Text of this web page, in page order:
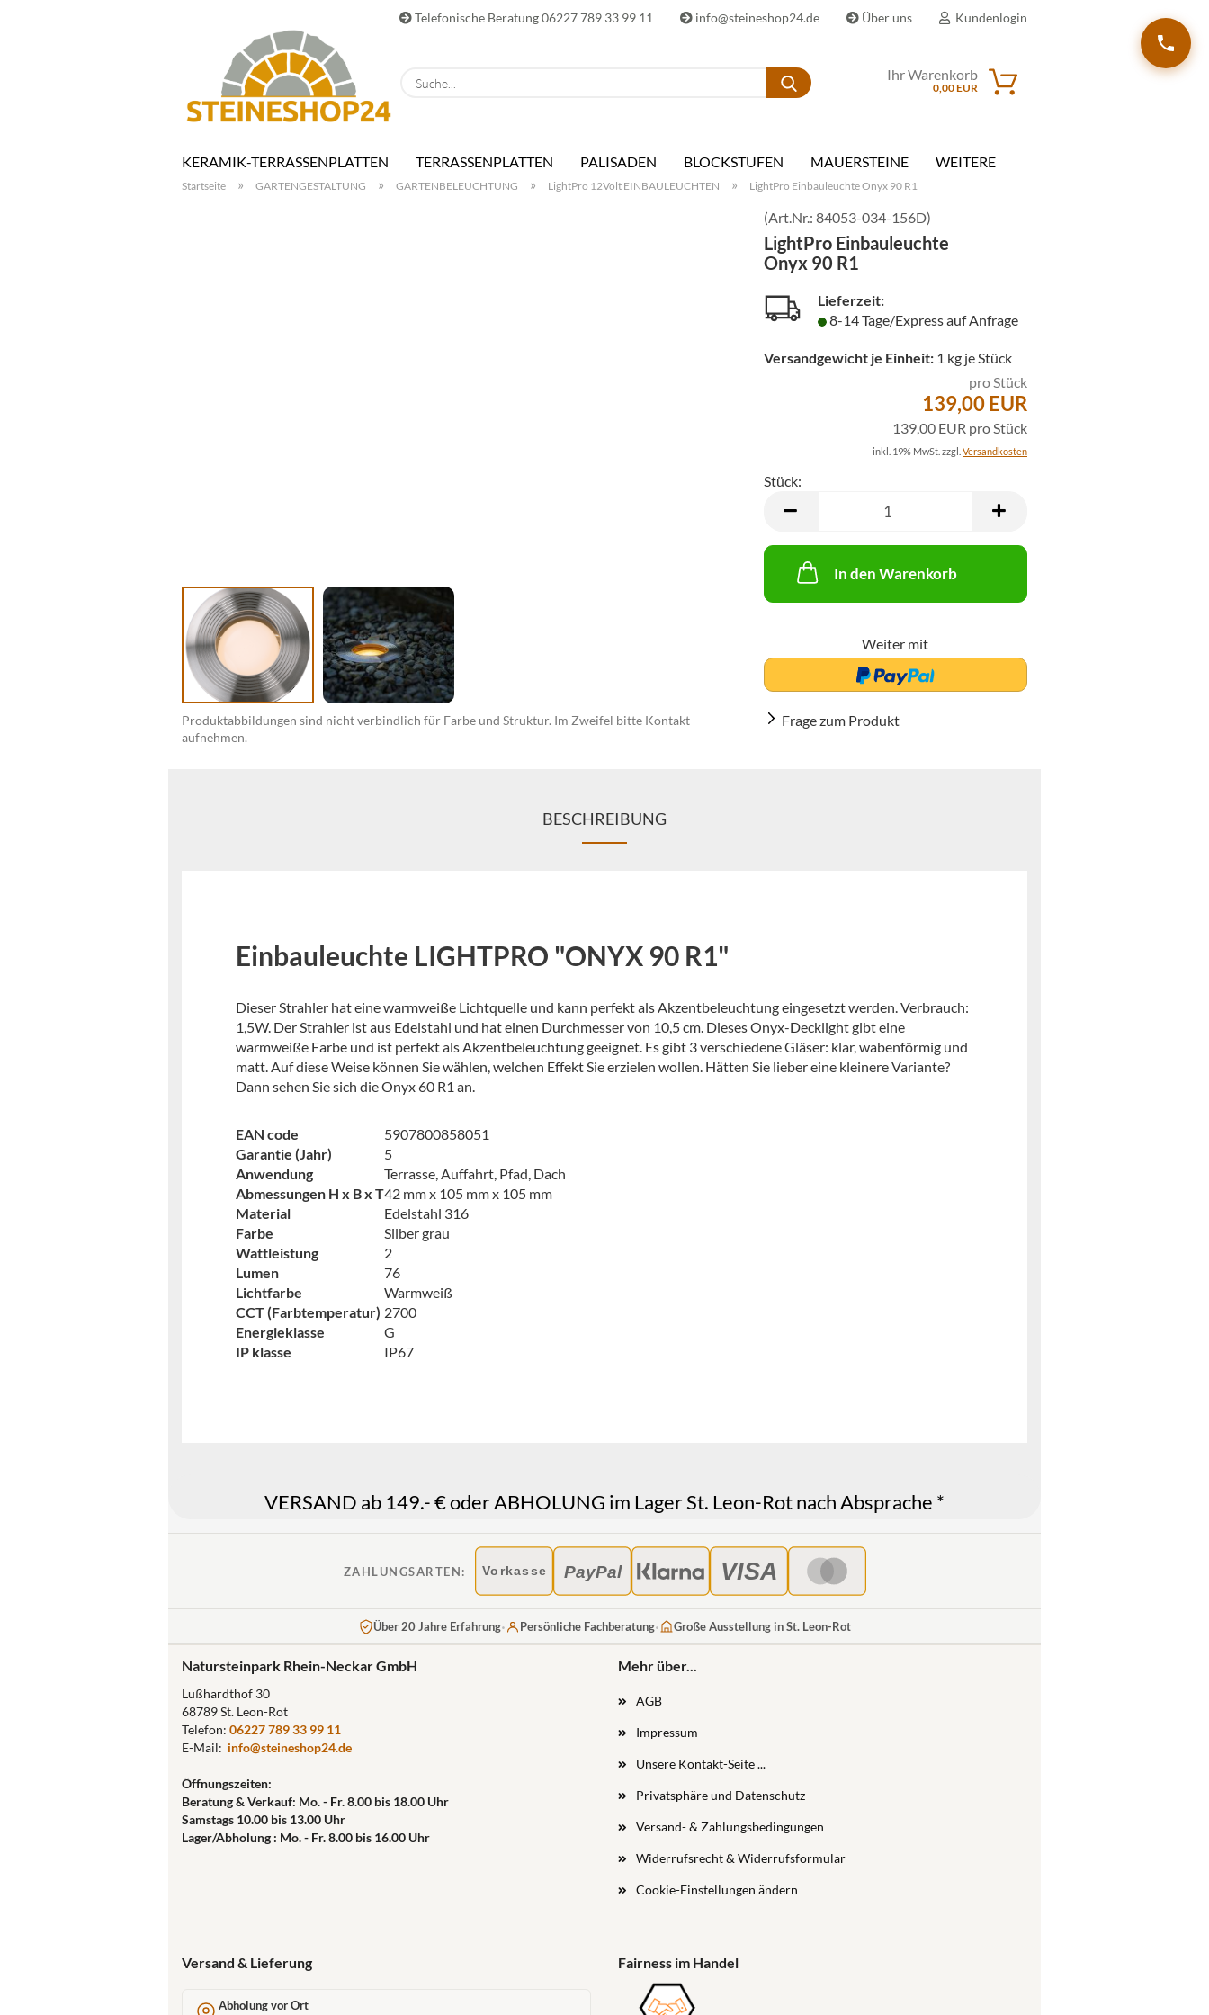
Telefonische Beratung 06227 789 33 99 11 info@steineshop24.de Über uns Kundenlogin
Passwort
Passwort vergessen?
Suche... Ihr Warenkorb
0,00 EUR
KERAMIK-TERRASSENPLATTEN TERRASSENPLATTEN PALISADEN BLOCKSTUFEN MAUERSTEINE WEITERE
Startseite » GARTENGESTALTUNG » GARTENBELEUCHTUNG » LightPro 12Volt EINBAULEUCHTEN » LightPro Einbauleuchte Onyx 90 R1
Produktabbildungen sind nicht verbindlich für Farbe und Struktur. Im Zweifel bitte Kontakt
aufnehmen.
(Art.Nr.: 84053-034-156D)
LightPro Einbauleuchte
Onyx 90 R1
Lieferzeit:
8-14 Tage/Express auf Anfrage
Versandgewicht je Einheit: 1 kg je Stück
pro Stück
139,00 EUR
139,00 EUR pro Stück
inkl. 19% MwSt. zzgl. Versandkosten
Stück:
Stück
In den Warenkorb
Weiter mit
Frage zum Produkt
BESCHREIBUNG
Einbauleuchte LIGHTPRO "ONYX 90 R1"
Dieser Strahler hat eine warmweiße Lichtquelle und kann perfekt als Akzentbeleuchtung eingesetzt werden. Verbrauch:
1,5W. Der Strahler ist aus Edelstahl und hat einen Durchmesser von 10,5 cm. Dieses Onyx-Decklight gibt eine
warmweiße Farbe und ist perfekt als Akzentbeleuchtung geeignet. Es gibt 3 verschiedene Gläser: klar, wabenförmig und
matt. Auf diese Weise können Sie wählen, welchen Effekt Sie erzielen wollen. Hätten Sie lieber eine kleinere Variante?
Dann sehen Sie sich die Onyx 60 R1 an.
EAN code
5907800858051
Garantie (Jahr)
5
Anwendung
Terrasse, Auffahrt, Pfad, Dach
Abmessungen H x B x T42 mm x 105 mm x 105 mm
Material
Edelstahl 316
Farbe
Silber grau
Wattleistung
2
Lumen
76
Lichtfarbe
Warmweiß
CCT (Farbtemperatur) 2700
Energieklasse
G
IP klasse
IP67
VERSAND ab 149.- € oder ABHOLUNG im Lager St. Leon-Rot nach Absprache *
ZAHLUNGSARTEN: Vorkasse PayPal VISA
Über 20 Jahre Erfahrung· Persönliche Fachberatung· Große Ausstellung in St. Leon-Rot
Natursteinpark Rhein-Neckar GmbH
Lußhardthof 30
68789 St. Leon-Rot
Telefon: 06227 789 33 99 11
E-Mail: info@steineshop24.de
Öffnungszeiten:
Beratung & Verkauf: Mo. - Fr. 8.00 bis 18.00 Uhr
Samstags 10.00 bis 13.00 Uhr
Lager/Abholung : Mo. - Fr. 8.00 bis 16.00 Uhr
Mehr über...
AGB
Impressum
Unsere Kontakt-Seite ...
Privatsphäre und Datenschutz
Versand- & Zahlungsbedingungen
Widerrufsrecht & Widerrufsformular
Cookie-Einstellungen ändern
Versand & Lieferung
Abholung vor Ort
Fairness im Handel